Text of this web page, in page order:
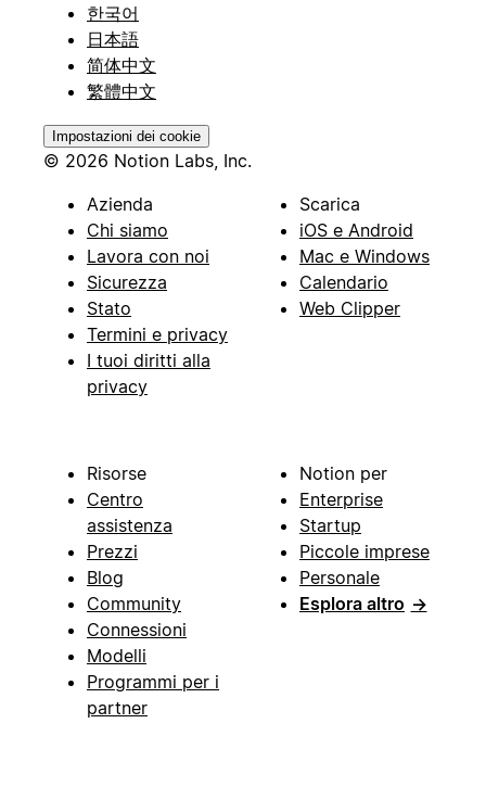
한국어
日本語
简体中文
繁體中文
Impostazioni dei cookie
© 2026 Notion Labs, Inc.
Azienda
Chi siamo
Lavora con noi
Sicurezza
Stato
Termini e privacy
I tuoi diritti alla
privacy
Scarica
iOS e Android
Mac e Windows
Calendario
Web Clipper
Risorse
Centro
assistenza
Prezzi
Blog
Community
Connessioni
Modelli
Programmi per i
partner
Notion per
Enterprise
Startup
Piccole imprese
Personale
Esplora altro →